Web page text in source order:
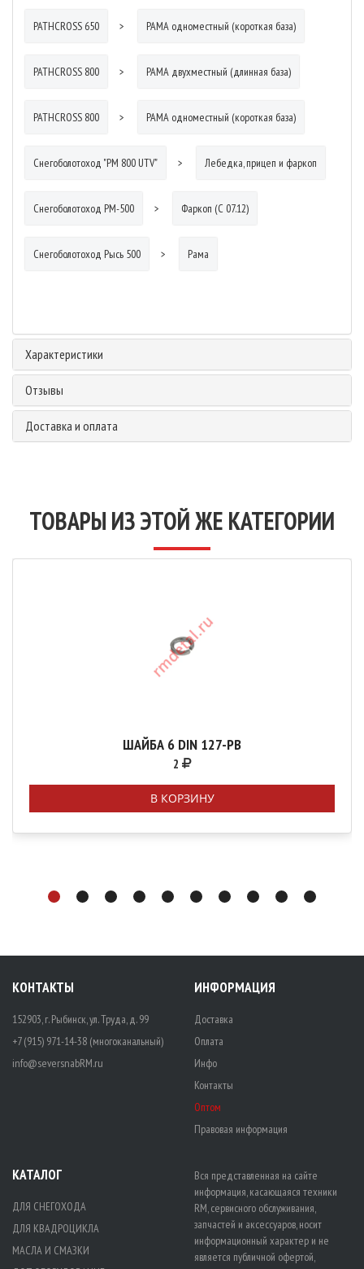
PATHCROSS 650 РАМА одноместный (короткая база)
PATHCROSS 800 РАМА двухместный (длинная база)
PATHCROSS 800 РАМА одноместный (короткая база)
Снегоболотоход "РМ 800 UTV" Лебедка, прицеп и фаркоп
Снегоболотоход РМ-500 Фаркоп (С 07.12)
Снегоболотоход Рысь 500 Рама
Характеристики
Отзывы
Доставка и оплата
ТОВАРЫ ИЗ ЭТОЙ ЖЕ КАТЕГОРИИ
ШАЙБА 6 DIN 127-РВ
2
В КОРЗИНУ
КОНТАКТЫ
152903, г. Рыбинск, ул. Труда, д. 99
+7 (915) 971-14-38 (многоканальный)
info@seversnabRM.ru
ИНФОРМАЦИЯ
Доставка
Оплата
Инфо
Контакты
Оптом
Правовая информация
КАТАЛОГ
ДЛЯ СНЕГОХОДА
ДЛЯ КВАДРОЦИКЛА
МАСЛА И СМАЗКИ
Вся представленная на сайте
информация, касающаяся техники
RM, сервисного обслуживания,
запчастей и аксессуаров, носит
информационный характер и не
является публичной офертой,